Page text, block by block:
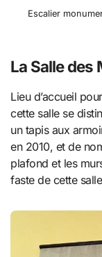
Escalier
La Salle des
Lieu d’accueil
cette salle se
un tapis aux
en 2010, et de
plafond et les
faste de cette